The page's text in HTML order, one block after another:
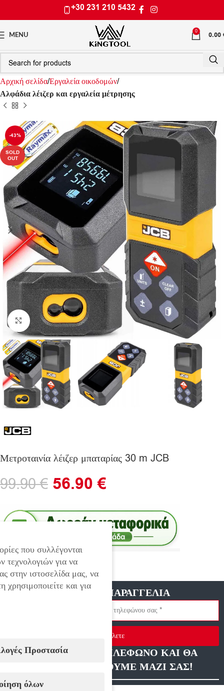
+30 231 210 5432
MENU
0 0.00
Αρχική σελίδαΕργαλεία οικοδομών
Αλφάδια λέιζερ και εργαλεία μέτρησης
-43%
SOLD
OUT
Click to enlarge
Μετροταινία λέιζερ μπαταρίας 30 m JCB
99.90€ 56.90€
Εξαντλημένο
ΓΡΗΓΟΡΗ ΠΑΡΑΓΓΕΛΙΑ
Στείλετε
ΑΦΗΣΤΕ ΜΑΣ ΤΗΛΕΦΩΝΟ ΚΑΙ ΘΑ
ΕΠΙΚΟΙΝΩΝΗΣΟΥΜΕ ΜΑΖΙ ΣΑΣ!
που συλλέγονται
για να
στην ιστοσελίδα μας, να
και για
Προστασία
όλων